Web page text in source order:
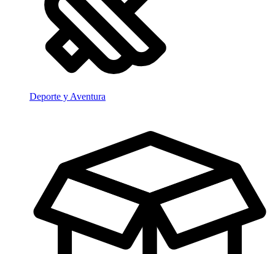
Deporte y Aventura